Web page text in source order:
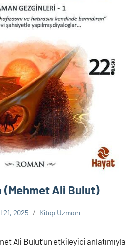
(Mehmet Ali Bulut)
21, 2025 Kitap Uzmanı
Ali Bulut’un etkileyici anlatımıyla